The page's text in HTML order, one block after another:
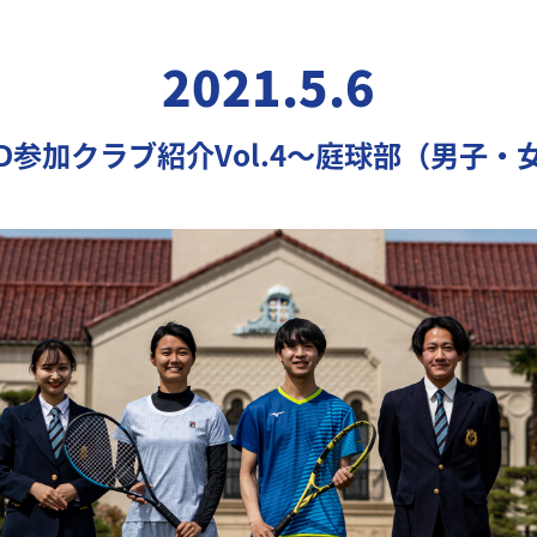
2021.5.6
参加クラブ紹介Vol.4〜庭球部（男子・